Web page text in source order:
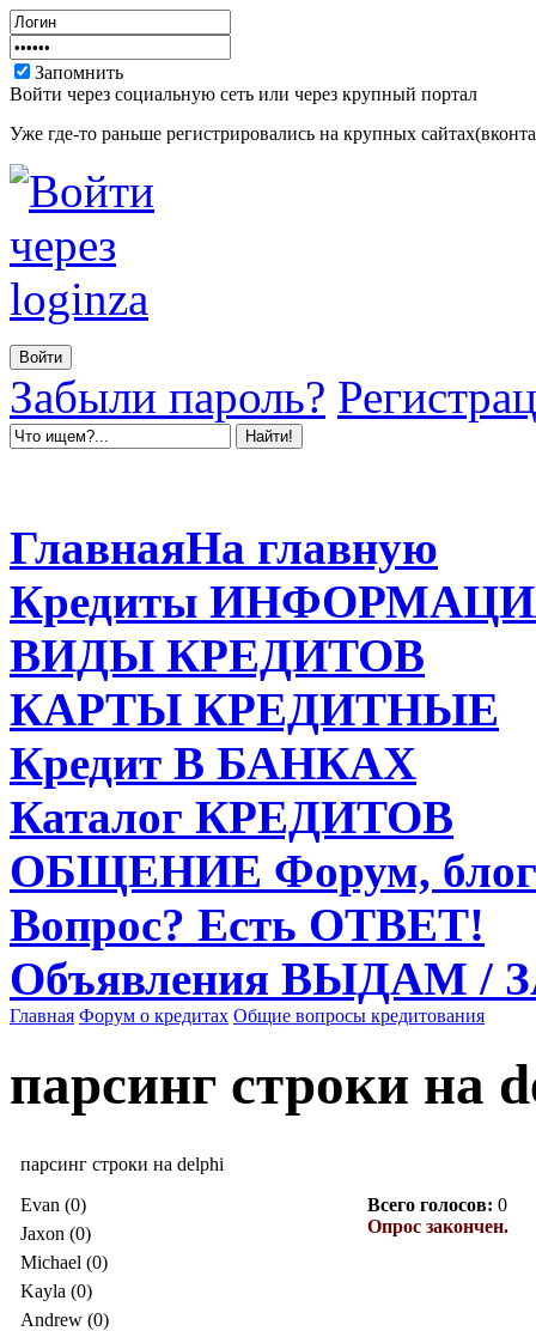
Запомнить
Войти через социальную сеть или через крупный портал
Уже где-то раньше регистрировались на крупных
Забыли пароль?
ГлавнаяНа главную
Кредиты
ВИДЫ КРЕДИТОВ
КАРТЫ КРЕДИТНЫЕ
Кредит В БАНКАХ
Каталог КРЕДИТОВ
ОБЩЕНИЕ Форум,
Вопрос? Есть ОТВЕТ!
Объявления ВЫДАМ /
Главная Форум о кредитах Общие вопросы кредитования
парсинг строки на
парсинг строки на delphi
Evan (0)
Jaxon (0)
Michael (0)
Kayla (0)
Andrew (0)
Всего голосов: 0
Опрос закончен.